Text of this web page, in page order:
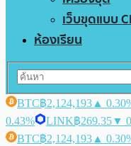
เว็บขุดแบบ
ห้องเรียน
BTC฿2,124,193 ▲
0.43%
LINK฿269.35▼
BTC฿2,124,193 ▲